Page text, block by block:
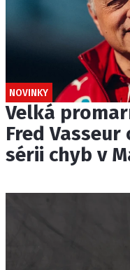
NOVINKY
Velká
Fred
sérii chyb v